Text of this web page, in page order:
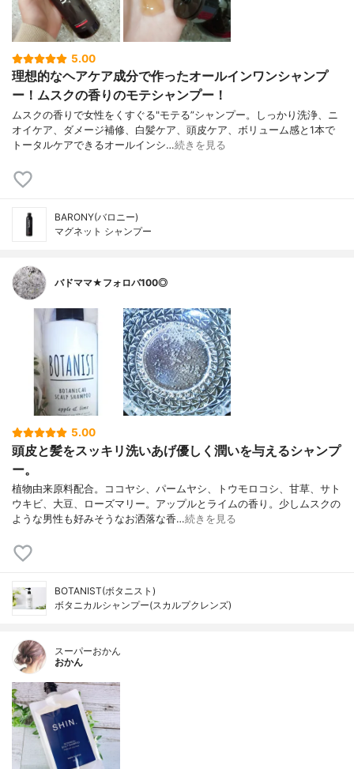
5.00
理想的なヘアケア成分で作ったオールインワンシャンプ
ー！ムスクの香りのモテシャンプー！
ムスクの香りで女性をくすぐる"モテる”シャンプー。しっかり洗浄、ニ
オイケア、ダメージ補修、白髪ケア、頭皮ケア、ボリューム感と1本で
トータルケアできるオールインシ…続きを見る
BARONY(バロニー)
マグネット シャンプー
バドママ★フォロバ100◎
5.00
頭皮と髪をスッキリ洗いあげ優しく潤いを与えるシャンプ
ー。
植物由来原料配合。ココヤシ、パームヤシ、トウモロコシ、甘草、サト
ウキビ、大豆、ローズマリー。アップルとライムの香り。少しムスクの
ような男性も好みそうなお洒落な香…続きを見る
BOTANIST(ボタニスト)
ボタニカルシャンプー(スカルプクレンズ)
スーパーおかん
おかん